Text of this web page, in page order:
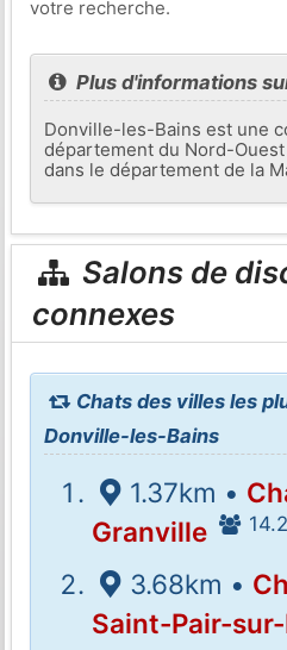
votre recherche.
Plus d'informations
Donville-les-Bains est une
département du Nord-
dans le département de la
Salons de
connexes
Chats des villes les
Donville-les-Bains
1.37km •
Granville
3.68km •
Saint-Pair-